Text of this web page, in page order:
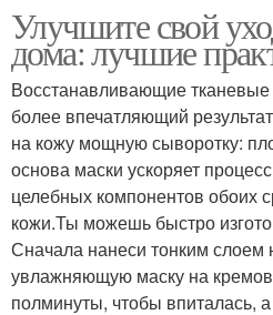
Улучшите свой
дома: лучшие
Восстанавливающие
более впечатляющий
на кожу мощную сыворотку:
основа маски ускоряет
целебных компонентов обоих
кожи.Ты можешь быстро
Сначала нанеси тонким слоем
увлажняющую маску на
полминуты, чтобы впиталась,